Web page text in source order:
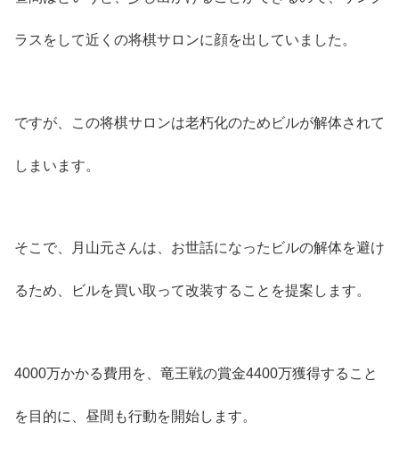
ラスをして近くの将棋サロンに顔を出していました。
ですが、この将棋サロンは老朽化のためビルが解体されて
しまいます。
そこで、月山元さんは、お世話になったビルの解体を避け
るため、ビルを買い取って改装することを提案します。
4000万かかる費用を、竜王戦の賞金4400万獲得すること
を目的に、昼間も行動を開始します。